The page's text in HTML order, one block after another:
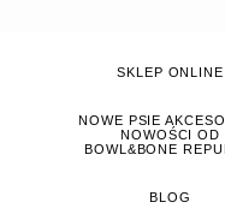
SKLEP ONLINE
NOWE PSIE
NOWOŚCI OD
BOWL&BONE
BLOG